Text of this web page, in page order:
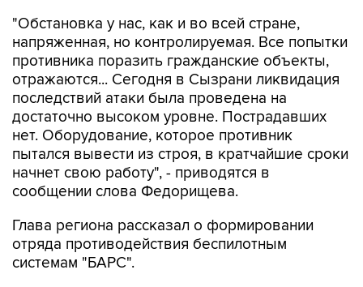
"Обстановка у нас, как и во всей стране,
напряженная, но контролируемая. Все попытки
противника поразить гражданские объекты,
отражаются... Сегодня в Сызрани ликвидация
последствий атаки была проведена на
достаточно высоком уровне. Пострадавших
нет. Оборудование, которое противник
пытался вывести из строя, в кратчайшие сроки
начнет свою работу", - приводятся в
сообщении слова Федорищева.
Глава региона рассказал о формировании
отряда противодействия беспилотным
системам "БАРС".